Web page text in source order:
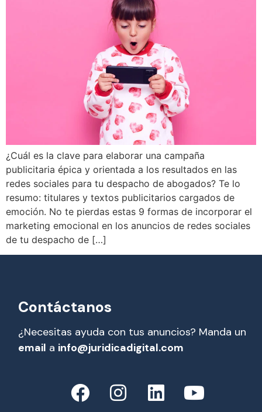
¿Cuál es la clave para elaborar una campaña
publicitaria épica y orientada a los resultados en las
redes sociales para tu despacho de abogados? Te lo
resumo: titulares y textos publicitarios cargados de
emoción. No te pierdas estas 9 formas de incorporar el
marketing emocional en los anuncios de redes sociales
de tu despacho de […]
Contáctanos
¿Necesitas ayuda con tus anuncios? Manda un
email a info@juridicadigital.com